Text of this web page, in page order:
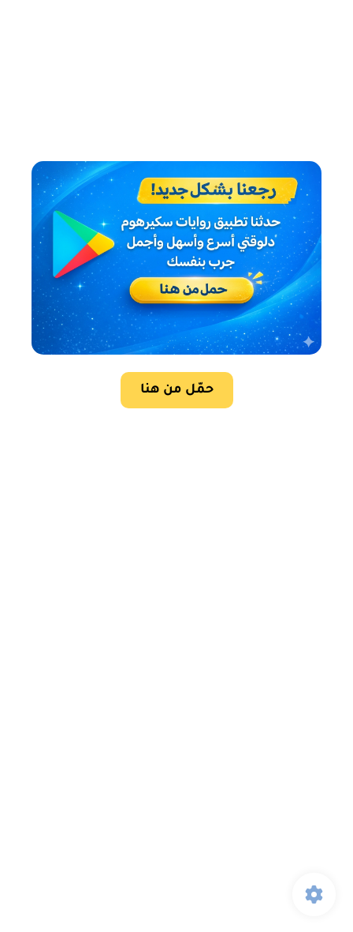
حمّل من هنا